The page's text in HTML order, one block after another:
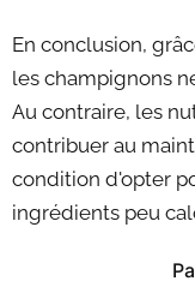
En conclusion,
les champignons
Au contraire, les
contribuer au
condition d'opter
ingrédients peu